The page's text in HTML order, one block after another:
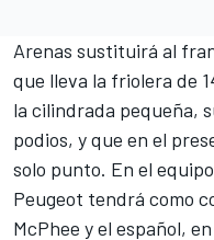
Arenas sustituirá al
que lleva la friolera de
la cilindrada pequeña,
podios, y que en el
solo punto. En el
Peugeot tendrá como
McPhee y el español,